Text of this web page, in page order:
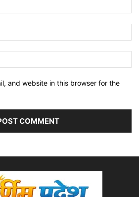
and website in this browser for the